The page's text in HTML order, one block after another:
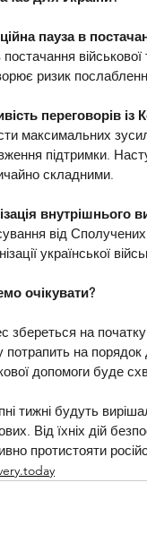
пауза в
постачання
ризик
переговорів із
максимальних
підтримки.
складними.
внутрішнього
від
української
очікувати?
збереться на
потрапить на порядок
допомоги буде
тижні будуть
Від їхніх дій
протистояти